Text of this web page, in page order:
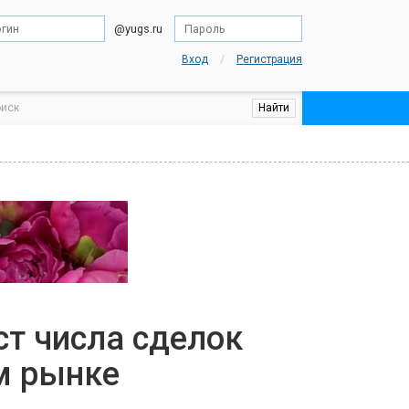
@yugs.ru
Вход / Регистрация
числа сделок
рынке